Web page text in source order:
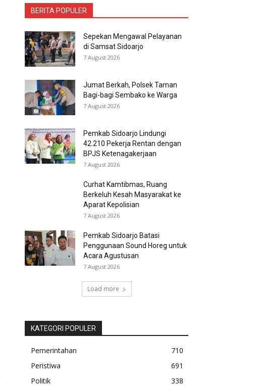
BERITA POPULER
Sepekan Mengawal Pelayanan
di Samsat Sidoarjo
7 August 2026
Jumat Berkah, Polsek Taman
Bagi-bagi Sembako ke Warga
7 August 2026
Pemkab Sidoarjo Lindungi
42.210 Pekerja Rentan dengan
BPJS Ketenagakerjaan
7 August 2026
Curhat Kamtibmas, Ruang
Berkeluh Kesah Masyarakat ke
Aparat Kepolisian
7 August 2026
Pemkab Sidoarjo Batasi
Penggunaan Sound Horeg untuk
Acara Agustusan
7 August 2026
Load more
KATEGORI POPULER
Pemerintahan
710
Peristiwa
691
Politik
338